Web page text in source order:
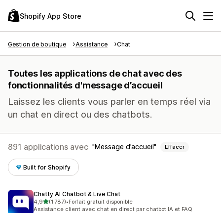
Shopify App Store
Gestion de boutique Assistance Chat
Toutes les applications de chat avec des
fonctionnalités d'message d’accueil
Laissez les clients vous parler en temps réel via
un chat en direct ou des chatbots.
891 applications avec Message d’accueil Effacer
Built for Shopify
Chatty AI Chatbot & Live Chat
4,9étoile(s) sur 5
(1 787)
1787 avis au total
•Forfait gratuit disponible
Assistance client avec chat en direct par chatbot IA et FAQ